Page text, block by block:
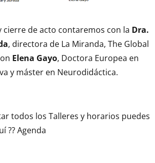
cierre de acto contaremos con la Dra.
, directora de La Miranda, The Global
Elena Gayo, Doctora Europea en
y máster en Neurodidáctica.
todos los Talleres y horarios puedes
??Agenda